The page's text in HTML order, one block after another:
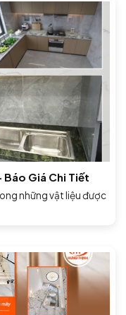
Báo Giá Chi Tiết
những vật liệu được